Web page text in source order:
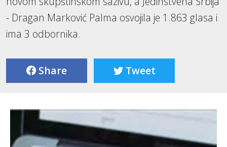
- Dragan Marković Palma osvojila je 1.863 glasa i
ima 3 odbornika.
Share Tweet